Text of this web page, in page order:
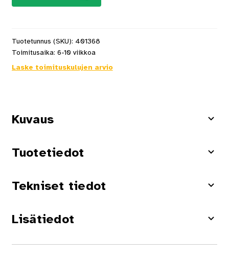
Tuotetunnus (SKU): 401368
Toimitusaika: 6-10 viikkoa
Laske toimituskulujen arvio
Kuvaus
Tuotetiedot
Tekniset tiedot
Lisätiedot